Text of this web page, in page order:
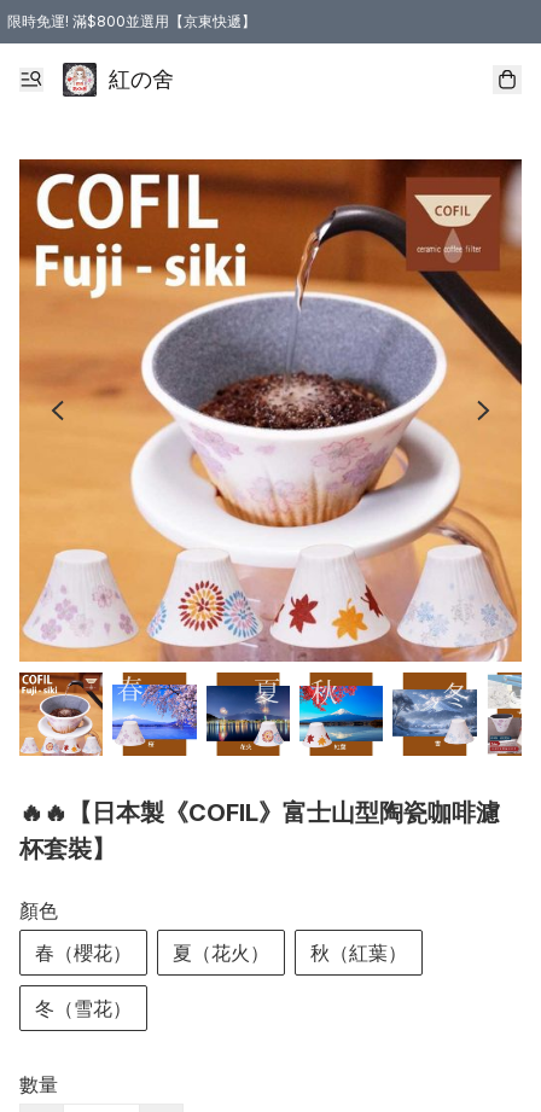
限時免運! 滿$800並選用【京東快遞】
紅の舍
🔥🔥【日本製《COFIL》富士山型陶瓷咖啡濾
杯套裝】
顏色
春（櫻花）
夏（花火） 秋（紅葉）
冬（雪花）
數量